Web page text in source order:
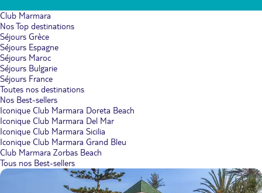
Club Marmara
Nos Top destinations
Séjours Grèce
Séjours Espagne
Séjours Maroc
Séjours Bulgarie
Séjours France
Toutes nos destinations
Nos Best-sellers
Iconique Club Marmara Doreta Beach
Iconique Club Marmara Del Mar
Iconique Club Marmara Sicilia
Iconique Club Marmara Grand Bleu
Club Marmara Zorbas Beach
Tous nos Best-sellers